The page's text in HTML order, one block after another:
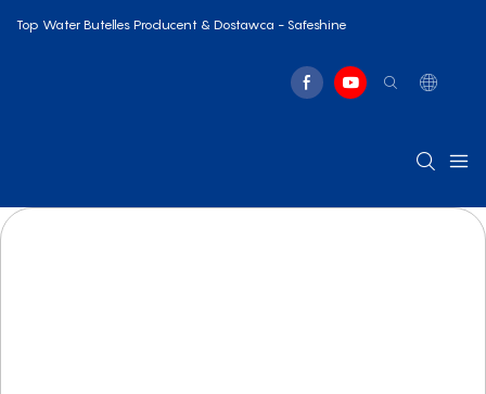
Top Water Butelles Producent & Dostawca - Safeshine